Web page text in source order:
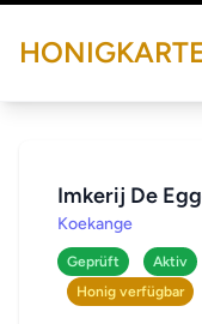
Imkerij De
Koekange
Geprüft
Aktiv
Honig verfügbar